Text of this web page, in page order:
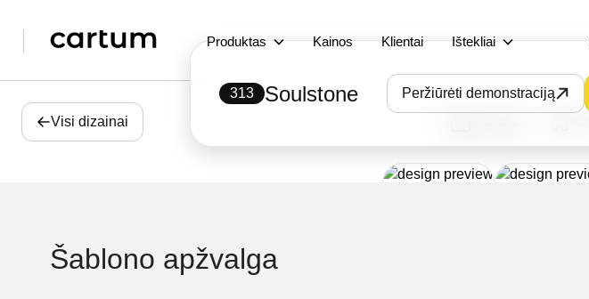
Produktas Kainos Klientai Ištekliai
Visi dizainai
313 Soulstone Peržiūrėti demonstraciją
Šablono apžvalga